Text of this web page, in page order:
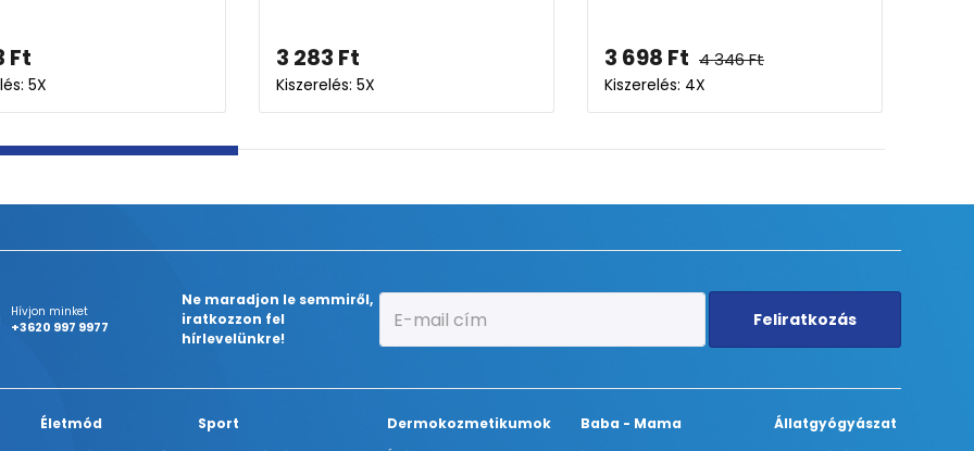
Hívjon minket
+3620 997 9977
Ne maradjon le semmiről,
iratkozzon fel
hírlevelünkre!
Feliratkozás
Életmód Sport Dermokozmetikumok Baba - Mama Állatgyógyászat